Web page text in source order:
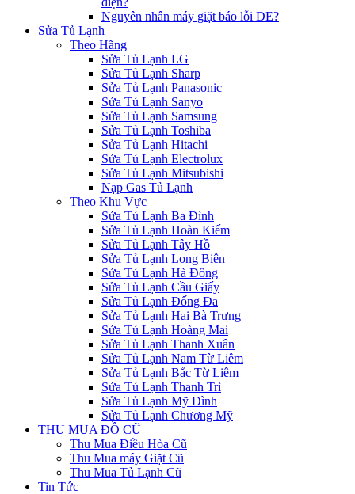
Nguyên nhân máy giặt báo lỗi DE?
Sửa Tủ Lạnh
Theo Hãng
Sửa Tủ Lạnh LG
Sửa Tủ Lạnh Sharp
Sửa Tủ Lạnh Panasonic
Sửa Tủ Lạnh Sanyo
Sửa Tủ Lạnh Samsung
Sửa Tủ Lạnh Toshiba
Sửa Tủ Lạnh Hitachi
Sửa Tủ Lạnh Electrolux
Sửa Tủ Lạnh Mitsubishi
Nạp Gas Tủ Lạnh
Theo Khu Vực
Sửa Tủ Lạnh Ba Đình
Sửa Tủ Lạnh Hoàn Kiếm
Sửa Tủ Lạnh Tây Hồ
Sửa Tủ Lạnh Long Biên
Sửa Tủ Lạnh Hà Đông
Sửa Tủ Lạnh Cầu Giấy
Sửa Tủ Lạnh Đống Đa
Sửa Tủ Lạnh Hai Bà Trưng
Sửa Tủ Lạnh Hoàng Mai
Sửa Tủ Lạnh Thanh Xuân
Sửa Tủ Lạnh Nam Từ Liêm
Sửa Tủ Lạnh Bắc Từ Liêm
Sửa Tủ Lạnh Thanh Trì
Sửa Tủ Lạnh Mỹ Đình
Sửa Tủ Lạnh Chương Mỹ
THU MUA ĐỒ CŨ
Thu Mua Điều Hòa Cũ
Thu Mua máy Giặt Cũ
Thu Mua Tủ Lạnh Cũ
Tin Tức